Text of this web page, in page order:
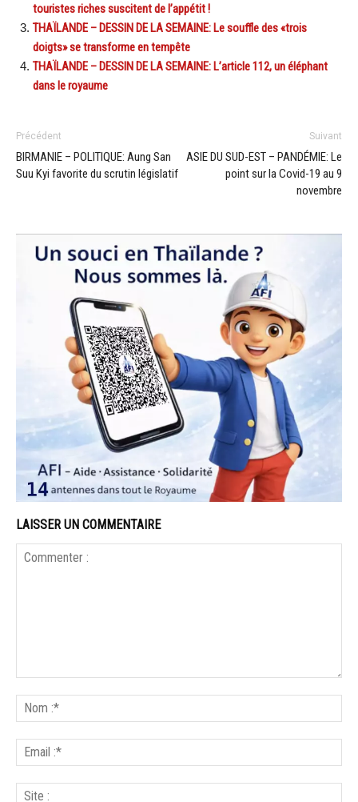
touristes riches suscitent de l’appétit !
THAÏLANDE – DESSIN DE LA SEMAINE: Le souffle des «trois
doigts» se transforme en tempête
THAÏLANDE – DESSIN DE LA SEMAINE: L’article 112, un éléphant
dans le royaume
Précédent
BIRMANIE – POLITIQUE: Aung San
Suu Kyi favorite du scrutin législatif
Suivant
ASIE DU SUD-EST – PANDÉMIE: Le
point sur la Covid-19 au 9
novembre
LAISSER UN COMMENTAIRE